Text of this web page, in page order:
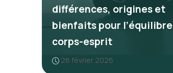
différences, origines et
bienfaits pour l’équilibre
corps-esprit
26 février 2026